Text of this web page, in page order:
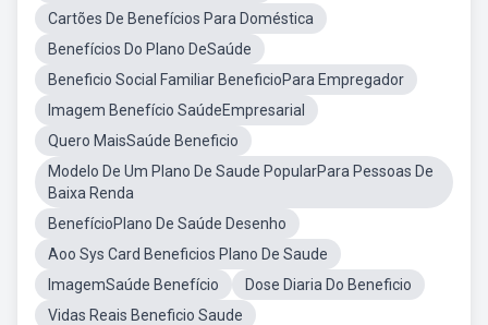
Cartões De Benefícios Para Doméstica
Benefícios Do Plano DeSaúde
Beneficio Social Familiar BeneficioPara Empregador
Imagem Benefício SaúdeEmpresarial
Quero MaisSaúde Beneficio
Modelo De Um Plano De Saude PopularPara Pessoas De
Baixa Renda
BenefícioPlano De Saúde Desenho
Aoo Sys Card Beneficios Plano De Saude
ImagemSaúde Benefício
Dose Diaria Do Beneficio
Vidas Reais Beneficio Saude